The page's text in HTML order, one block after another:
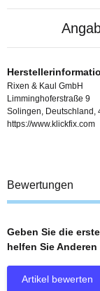
Rixen & Kaul GmbH
Limminghoferstraße 9
Solingen, Deutschland,
https://www.klickfix.com
Bewertungen
Geben Sie die
helfen Sie
Artikel bewerten